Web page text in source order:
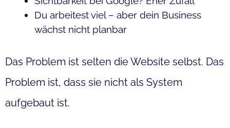
Du arbeitest viel – aber dein Business
wächst nicht planbar
Das Problem ist selten die Website selbst. Das
Problem ist, dass sie nicht als System
aufgebaut ist.